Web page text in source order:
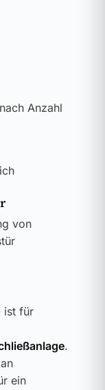
Anzahl
von
ist für
.
ein